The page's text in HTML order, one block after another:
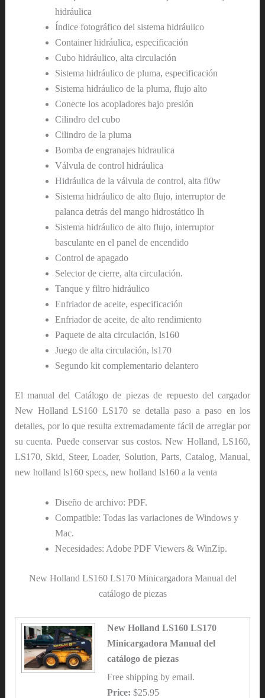
hidráulica
Índice fotográfico del sistema hidráulico
Container hidráulica, especificación
Cubo hidráulico, alta circulación
Sistema hidráulico de pluma, especificación
Sistema hidráulico de la pluma, flujo alto
Conecte los acopladores bajo presión
Cilindro del cubo
Cilindro de la pluma
Bomba de engranajes hidraulica
Válvula de control hidráulica
Hidráulica de la válvula de control, alta fl0w
Sistema hidráulico de alto flujo, interruptor de
palanca detrás del mango hidrostático lh
Sistema hidráulico de alto flujo, interruptor
basculante en el panel de encendido
Control de apagado
Selector de cierre, alta circulación.
Tanque y filtro hidráulico
Enfriador de aceite, especificación
Enfriador de aceite, de alto rendimiento
Paquete de alta circulación, ls160
Juego de alta circulación, ls170
Segundo kit complementario delantero
El manual del Catálogo de piezas de repuesto del cargador
New Holland LS160 LS170 se detalla paso a paso en los
detalles, por lo que resulta extremadamente fácil de arreglar por
su cuenta. Puede conservar sus costos. New Holland, LS160,
LS170, Skid, Steer, Loader, Solution, Parts, Catalog, Manual,
new holland ls160 specs, new holland ls160 a la venta
Diseño de archivo: PDF.
Compatible: Todas las variaciones de Windows y
Mac.
Necesidades: Adobe PDF Viewers & WinZip.
New Holland LS160 LS170 Minicargadora Manual del
catálogo de piezas
New Holland LS160 LS170
Minicargadora Manual del
catálogo de piezas
Free shipping by email.
Price: $25.95